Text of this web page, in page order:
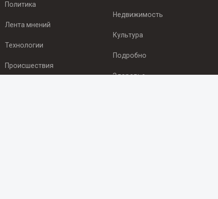
Политика
Лента мнений
Технологии
Происшествия
Недвижимость
Культура
Подробно
Здоровье